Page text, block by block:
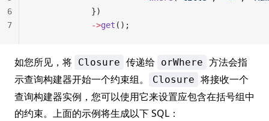
            })
            ->
get ();
6
7
如您所见，将 Closure 传递给 orWhere 方法会指
示查询构建器开始一个约束组。
Closure 将接收一个
查询构建器实例，您可以使用它来设置应包含在括号组中
的约束。上面的示例将生成以下 SQL：